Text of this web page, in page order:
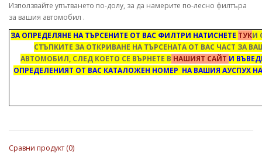
Използвайте упътването по-долу, за да намерите по-лесно филтъра
за вашия автомобил .
ЗА ОПРЕДЕЛЯНЕ НА ТЪРСЕНИТЕ ОТ ВАС ФИЛТРИ НАТИСНЕТЕ ТУКИ
СТЪПКИТЕ ЗА ОТКРИВАНЕ НА ТЪРСЕНАТА ОТ ВАС ЧАСТ ЗА
АВТОМОБИЛ, СЛЕД КОЕТО СЕ ВЪРНЕТЕ В НАШИЯТ САЙТ И
ОПРЕДЕЛЕНИЯТ ОТ ВАС КАТАЛОЖЕН НОМЕР НА ВАШИЯ АУСПУХ
Сравни продукт (0)